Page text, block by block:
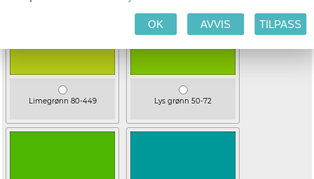
Limegrønn 80-449 Lys grønn 50-72
OK AVVIS TILPASS